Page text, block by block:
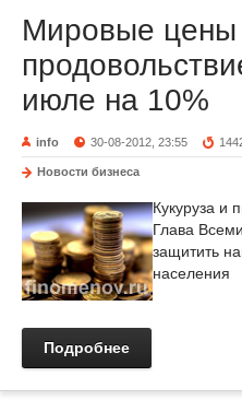
Мировые цены
июле на 10%
info 30-08-2012, 23:55
Новости бизнеса
Кукуруза и
Глава
защитить
населения
Подробнее